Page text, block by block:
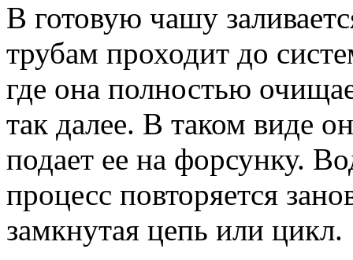
В готовую чашу
трубам проходит до
где она полностью
так далее. В таком виде
подает ее на форсунку.
процесс повторяется
замкнутая цепь или цикл.